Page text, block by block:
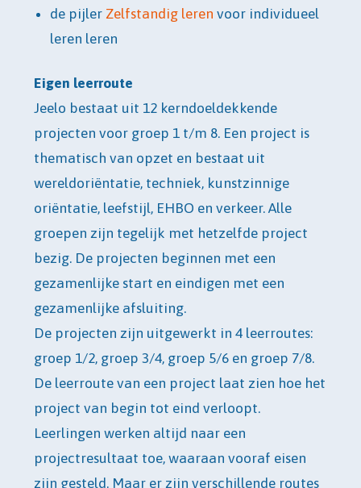
de pijler Zelfstandig leren voor individueel
leren leren
Eigen leerroute
Jeelo bestaat uit 12 kerndoeldekkende
projecten voor groep 1 t/m 8. Een project is
thematisch van opzet en bestaat uit
wereldoriëntatie, techniek, kunstzinnige
oriëntatie, leefstijl, EHBO en verkeer. Alle
groepen zijn tegelijk met hetzelfde project
bezig. De projecten beginnen met een
gezamenlijke start en eindigen met een
gezamenlijke afsluiting.
De projecten zijn uitgewerkt in 4 leerroutes:
groep 1/2, groep 3/4, groep 5/6 en groep 7/8.
De leerroute van een project laat zien hoe het
project van begin tot eind verloopt.
Leerlingen werken altijd naar een
projectresultaat toe, waaraan vooraf eisen
zijn gesteld. Maar er zijn verschillende routes